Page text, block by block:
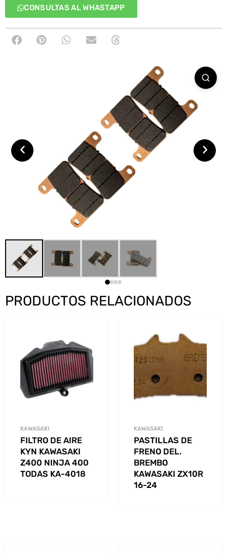
CONSULTAS AL WHASTAPP
‹ ›
PRODUCTOS RELACIONADOS
KAWASAKI
FILTRO DE AIRE
KYN KAWASAKI
Z400 NINJA 400
TODAS KA-4018
KAWASAKI
PASTILLAS DE
FRENO DEL.
BREMBO
KAWASAKI ZX10R
16-24